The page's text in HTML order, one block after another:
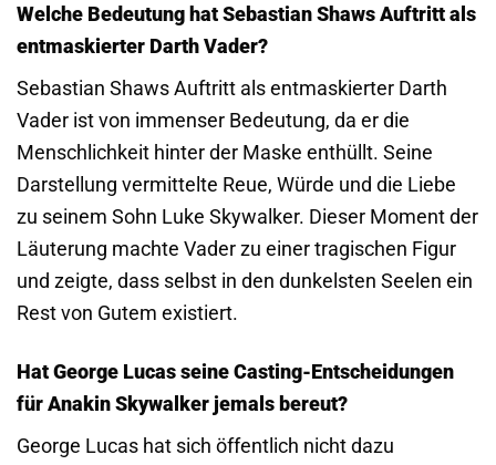
Welche Bedeutung hat Sebastian Shaws Auftritt als
entmaskierter Darth Vader?
Sebastian Shaws Auftritt als entmaskierter Darth
Vader ist von immenser Bedeutung, da er die
Menschlichkeit hinter der Maske enthüllt. Seine
Darstellung vermittelte Reue, Würde und die Liebe
zu seinem Sohn Luke Skywalker. Dieser Moment der
Läuterung machte Vader zu einer tragischen Figur
und zeigte, dass selbst in den dunkelsten Seelen ein
Rest von Gutem existiert.
Hat George Lucas seine Casting-Entscheidungen
für Anakin Skywalker jemals bereut?
George Lucas hat sich öffentlich nicht dazu